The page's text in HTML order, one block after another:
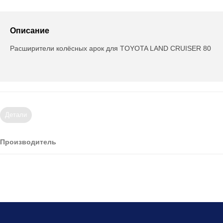
Описание
Расширители колёсных арок для TOYOTA LAND CRUISER 80
Детали
Производитель